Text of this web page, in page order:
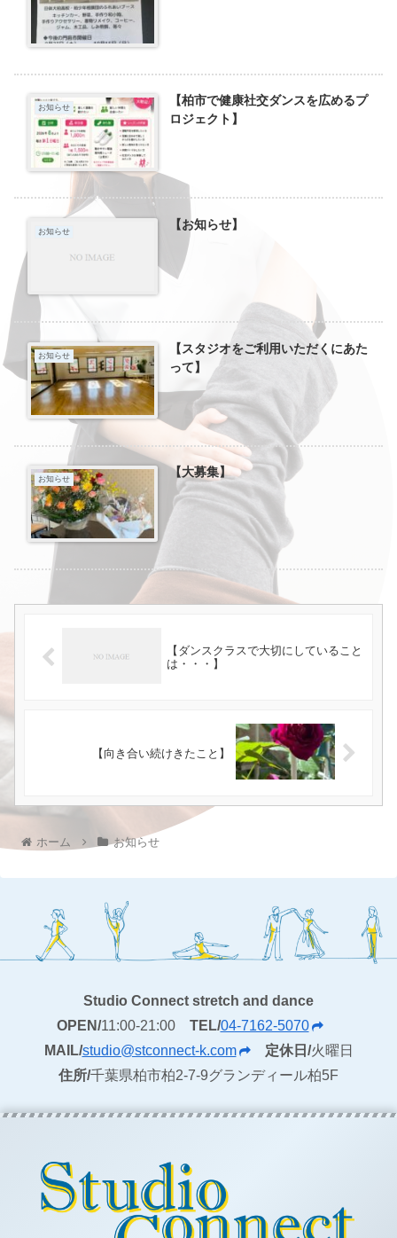
お知らせ
【柏市で健康社交ダンスを広めるプ
ロジェクト】
お知らせ 【お知らせ】
お知らせ
【スタジオをご利用いただくにあた
って】
お知らせ 【大募集】
【ダンスクラスで大切にしていること
は・・・】
【向き合い続けきたこと】
ホーム お知らせ
Studio Connect stretch and dance
OPEN/11:00-21:00 TEL/04-7162-5070
MAIL/studio@stconnect-k.com 定休日/火曜日
住所/千葉県柏市柏2-7-9グランディール柏5F